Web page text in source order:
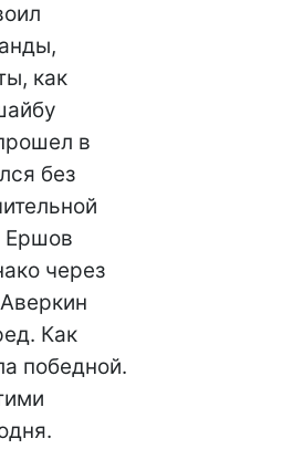
как
в
без
Ершов
через
Как
победной.